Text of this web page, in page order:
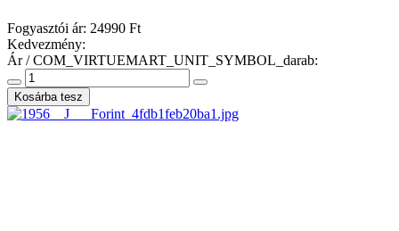
Fogyasztói ár: 24990 Ft
Kedvezmény:
Ár / COM_VIRTUEMART_UNIT_SYMBOL_darab: